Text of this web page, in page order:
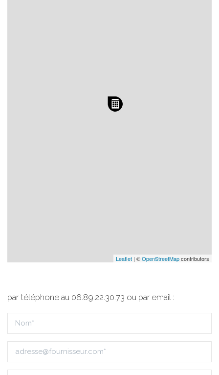
Leaflet | ©OpenStreetMapcontributors
par téléphone au 06.89.22.30.73 ou par email :